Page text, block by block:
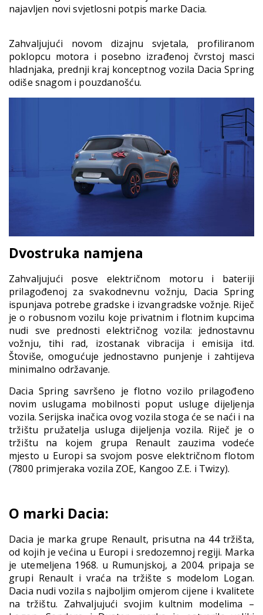
najavljen novi svjetlosni potpis marke Dacia.
Zahvaljujući novom dizajnu svjetala, profiliranom
poklopcu motora i posebno izrađenoj čvrstoj masci
hladnjaka, prednji kraj konceptnog vozila Dacia Spring
odiše snagom i pouzdanošću.
Dvostruka namjena
Zahvaljujući posve električnom motoru i bateriji
prilagođenoj za svakodnevnu vožnju, Dacia Spring
ispunjava potrebe gradske i izvangradske vožnje. Riječ
je o robusnom vozilu koje privatnim i flotnim kupcima
nudi sve prednosti električnog vozila: jednostavnu
vožnju, tihi rad, izostanak vibracija i emisija itd.
Štoviše, omogućuje jednostavno punjenje i zahtijeva
minimalno održavanje.
Dacia Spring savršeno je flotno vozilo prilagođeno
novim uslugama mobilnosti poput usluge dijeljenja
vozila. Serijska inačica ovog vozila stoga će se naći i na
tržištu pružatelja usluga dijeljenja vozila. Riječ je o
tržištu na kojem grupa Renault zauzima vodeće
mjesto u Europi sa svojom posve električnom flotom
(7800 primjeraka vozila ZOE, Kangoo Z.E. i Twizy).
O marki Dacia:
Dacia je marka grupe Renault, prisutna na 44 tržišta,
od kojih je većina u Europi i sredozemnoj regiji. Marka
je utemeljena 1968. u Rumunjskoj, a 2004. pripaja se
grupi Renault i vraća na tržište s modelom Logan.
Dacia nudi vozila s najboljim omjerom cijene i kvalitete
na tržištu. Zahvaljujući svojim kultnim modelima –